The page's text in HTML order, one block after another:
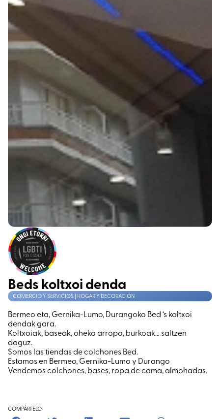
Beds koltxoi denda
COMERCIO Y SERVICIOS | HOGAR Y DECORACIÓN
Bermeo eta, Gernika-Lumo, Durangoko Bed ‘s koltxoi
dendak gara.
Koltxoiak, baseak, oheko arropa, burkoak… saltzen
doguz.
Somos las tiendas de colchones Bed.
Estamos en Bermeo, Gernika-Lumo y Durango
Vendemos colchones, bases, ropa de cama, almohadas.
COMPÁRTELO: